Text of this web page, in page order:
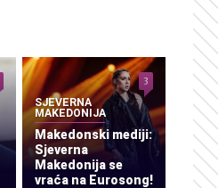
SJEVERNA
MAKEDONIJA
Makedonski mediji:
Sjeverna
Makedonija se
vraća na Eurosong!
3